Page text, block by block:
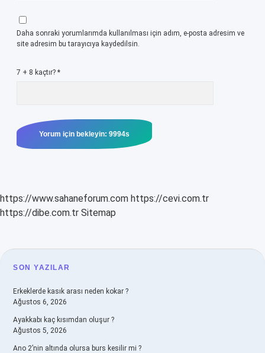
Daha sonraki yorumlarımda kullanılması için adım, e-posta adresim ve
site adresim bu tarayıcıya kaydedilsin.
7 + 8 kaçtır? *
https://www.sahaneforum.com https://cevi.com.tr
https://dibe.com.tr Sitemap
SIDEBAR
SON YAZILAR
Erkeklerde kasık arası neden kokar ?
Ağustos 6, 2026
Ayakkabı kaç kısımdan oluşur ?
Ağustos 5, 2026
Ano 2’nin altında olursa burs kesilir mi ?